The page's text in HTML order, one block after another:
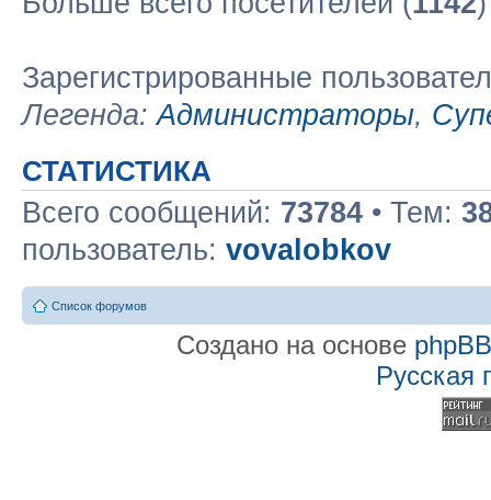
Зарегистрированные
Легенда:Администраторы,
СТАТИСТИКА
Всего сообщений: 73784 • Тем:
пользователь: vovalobkov
Список форумов
Создано на основе phpBB
Русская